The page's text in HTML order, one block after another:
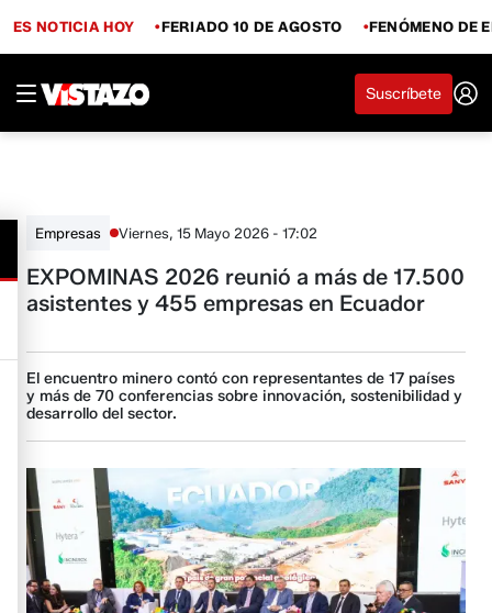
ES NOTICIA HOY FERIADO 10 DE AGOSTO FENÓMENO DE
Suscríbete
Empresas Viernes, 15 Mayo 2026 - 17:02
EXPOMINAS 2026 reunió a más de 17.500
asistentes y 455 empresas en Ecuador
El encuentro minero contó con representantes de 17 países
y más de 70 conferencias sobre innovación, sostenibilidad y
desarrollo del sector.